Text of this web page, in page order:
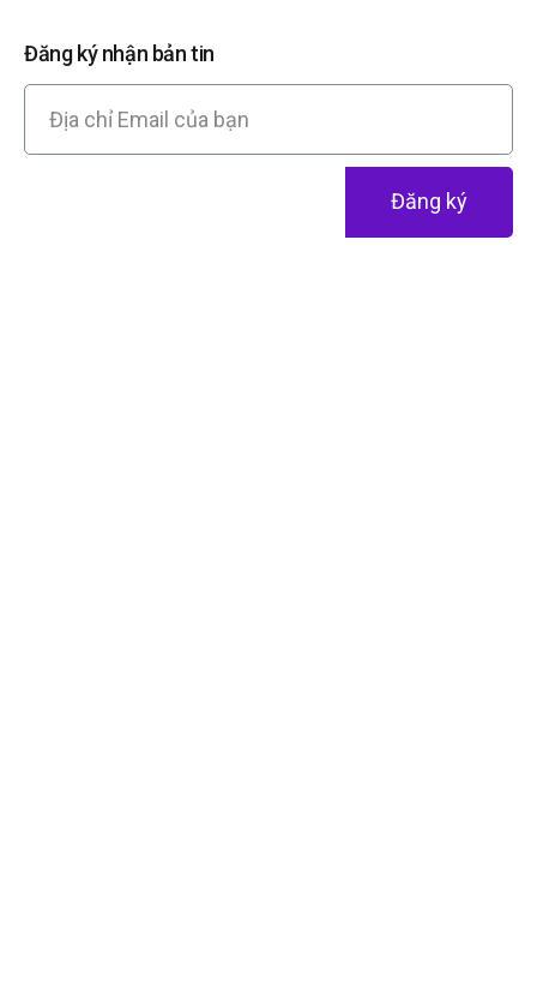
Đăng ký nhận bản tin
Đăng ký